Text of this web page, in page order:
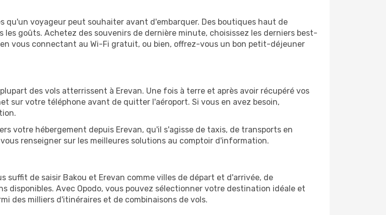
voyageur peut souhaiter avant d'embarquer. Des boutiques haut de
goûts. Achetez des souvenirs de dernière minute, choisissez les derniers best-
vous connectant au Wi-Fi gratuit, ou bien, offrez-vous un bon petit-déjeuner
des vols atterrissent à Erevan. Une fois à terre et après avoir récupéré vos
sur votre téléphone avant de quitter l'aéroport. Si vous en avez besoin,
votre hébergement depuis Erevan, qu'il s'agisse de taxis, de transports en
renseigner sur les meilleures solutions au comptoir d'information.
suffit de saisir Bakou et Erevan comme villes de départ et d'arrivée, de
disponibles. Avec Opodo, vous pouvez sélectionner votre destination idéale et
des milliers d'itinéraires et de combinaisons de vols.